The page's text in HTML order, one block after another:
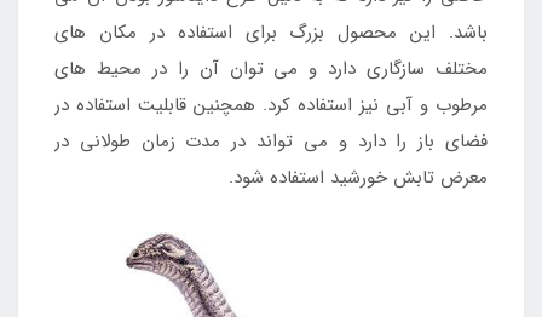
باشد. این محصول بزرگ برای استفاده در مکان های
مختلف سازگاری دارد و می توان آن را در محیط های
مرطوب و آبی نیز استفاده کرد. همچنین قابلیت استفاده در
فضای باز را دارد و می تواند در مدت زمان طولانی در
معرض تابش خورشید استفاده شود.